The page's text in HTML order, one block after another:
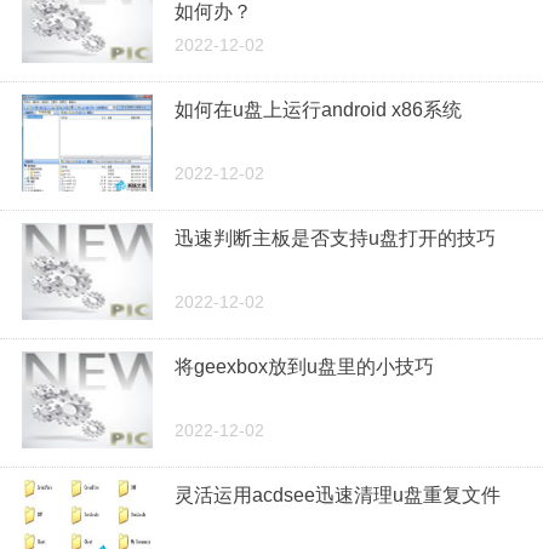
如何办？
2022-12-02
如何在u盘上运行android x86系统
2022-12-02
迅速判断主板是否支持u盘打开的技巧
2022-12-02
将geexbox放到u盘里的小技巧
2022-12-02
灵活运用acdsee迅速清理u盘重复文件